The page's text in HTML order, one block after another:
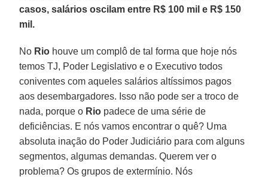
casos, salários oscilam entre R$ 100 mil e R$ 150
mil.
No Rio houve um complô de tal forma que hoje nós
temos TJ, Poder Legislativo e o Executivo todos
coniventes com aqueles salários altíssimos pagos
aos desembargadores. Isso não pode ser a troco de
nada, porque o Rio padece de uma série de
deficiências. E nós vamos encontrar o quê? Uma
absoluta inação do Poder Judiciário para com alguns
segmentos, algumas demandas. Querem ver o
problema? Os grupos de extermínio. Nós